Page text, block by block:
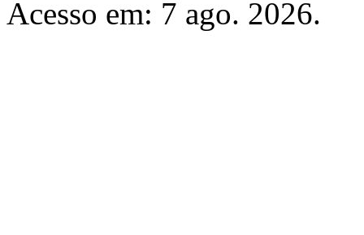
Acesso em: 7 ago. 2026.